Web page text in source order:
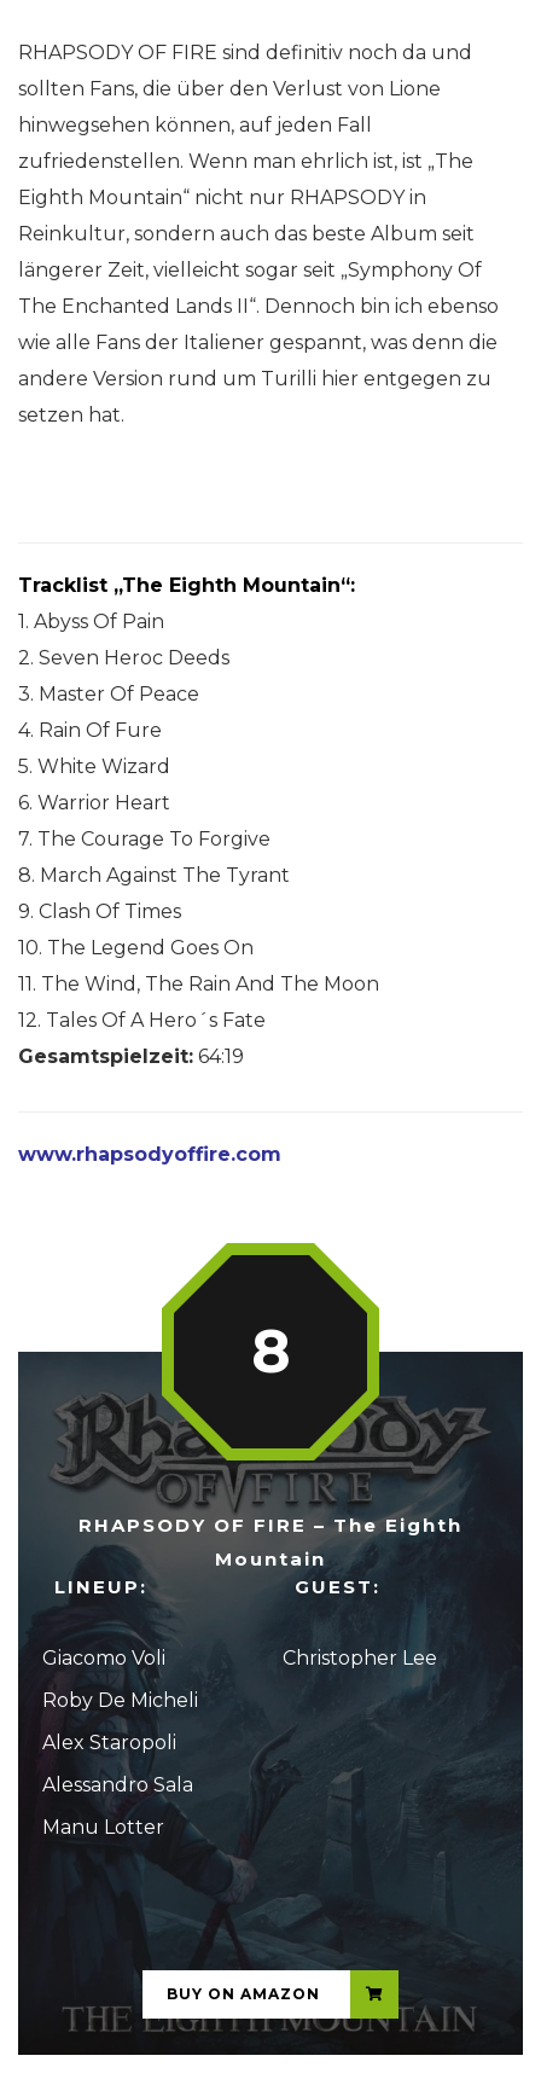
RHAPSODY OF FIRE sind definitiv noch da und
sollten Fans, die über den Verlust von Lione
hinwegsehen können, auf jeden Fall
zufriedenstellen. Wenn man ehrlich ist, ist „The
Eighth Mountain“ nicht nur RHAPSODY in
Reinkultur, sondern auch das beste Album seit
längerer Zeit, vielleicht sogar seit „Symphony Of
The Enchanted Lands II“. Dennoch bin ich ebenso
wie alle Fans der Italiener gespannt, was denn die
andere Version rund um Turilli hier entgegen zu
setzen hat.
Tracklist „The Eighth Mountain“:
1. Abyss Of Pain
2. Seven Heroc Deeds
3. Master Of Peace
4. Rain Of Fure
5. White Wizard
6. Warrior Heart
7. The Courage To Forgive
8. March Against The Tyrant
9. Clash Of Times
10. The Legend Goes On
11. The Wind, The Rain And The Moon
12. Tales Of A Hero´s Fate
Gesamtspielzeit: 64:19
www.rhapsodyoffire.com
RHAPSODY OF FIRE – The Eighth
Mountain
LINEUP:
Giacomo Voli
Roby De Micheli
Alex Staropoli
Alessandro Sala
Manu Lotter
GUEST:
Christopher Lee
8
...
BUY ON AMAZON